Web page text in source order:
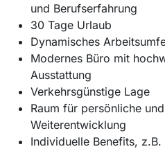
und Berufserfahrung
30 Tage Urlaub
Dynamisches
Modernes Büro mit
Ausstattung
Verkehrsgünstige Lage
Raum für persönliche
Weiterentwicklung
Individuelle Benefits,